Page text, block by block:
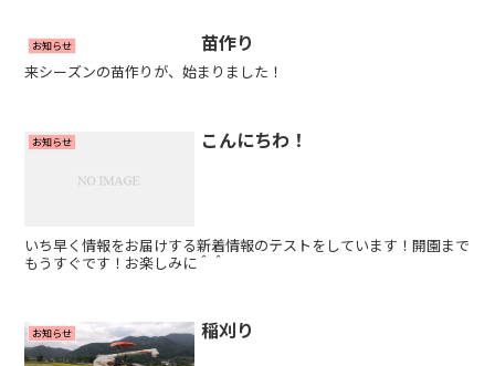
お知らせ 苗作り
来シーズンの苗作りが、始まりました！
お知らせ こんにちわ！
いち早く情報をお届けする新着情報のテストをしています！開園まで
もうすぐです！お楽しみに＾＾
お知らせ 稲刈り